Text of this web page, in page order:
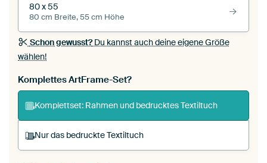
80 x 55
80 cm Breite, 55 cm Höhe
Schon gewusst?Du kannst auch deine eigene Größe
wählen!
Komplettes ArtFrame-Set?
Komplettset: Rahmen und bedrucktes Textiltuch
Nur das bedruckte Textiltuch